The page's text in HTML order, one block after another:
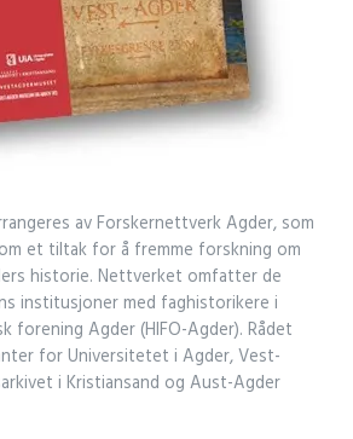
av Forskernettverk Agder, som
et tiltak for å fremme forskning om
historie. Nettverket omfatter de
institusjoner med faghistorikere i
forening Agder (HIFO-Agder). Rådet
for Universitetet i Agder, Vest-
i Kristiansand og Aust-Agder